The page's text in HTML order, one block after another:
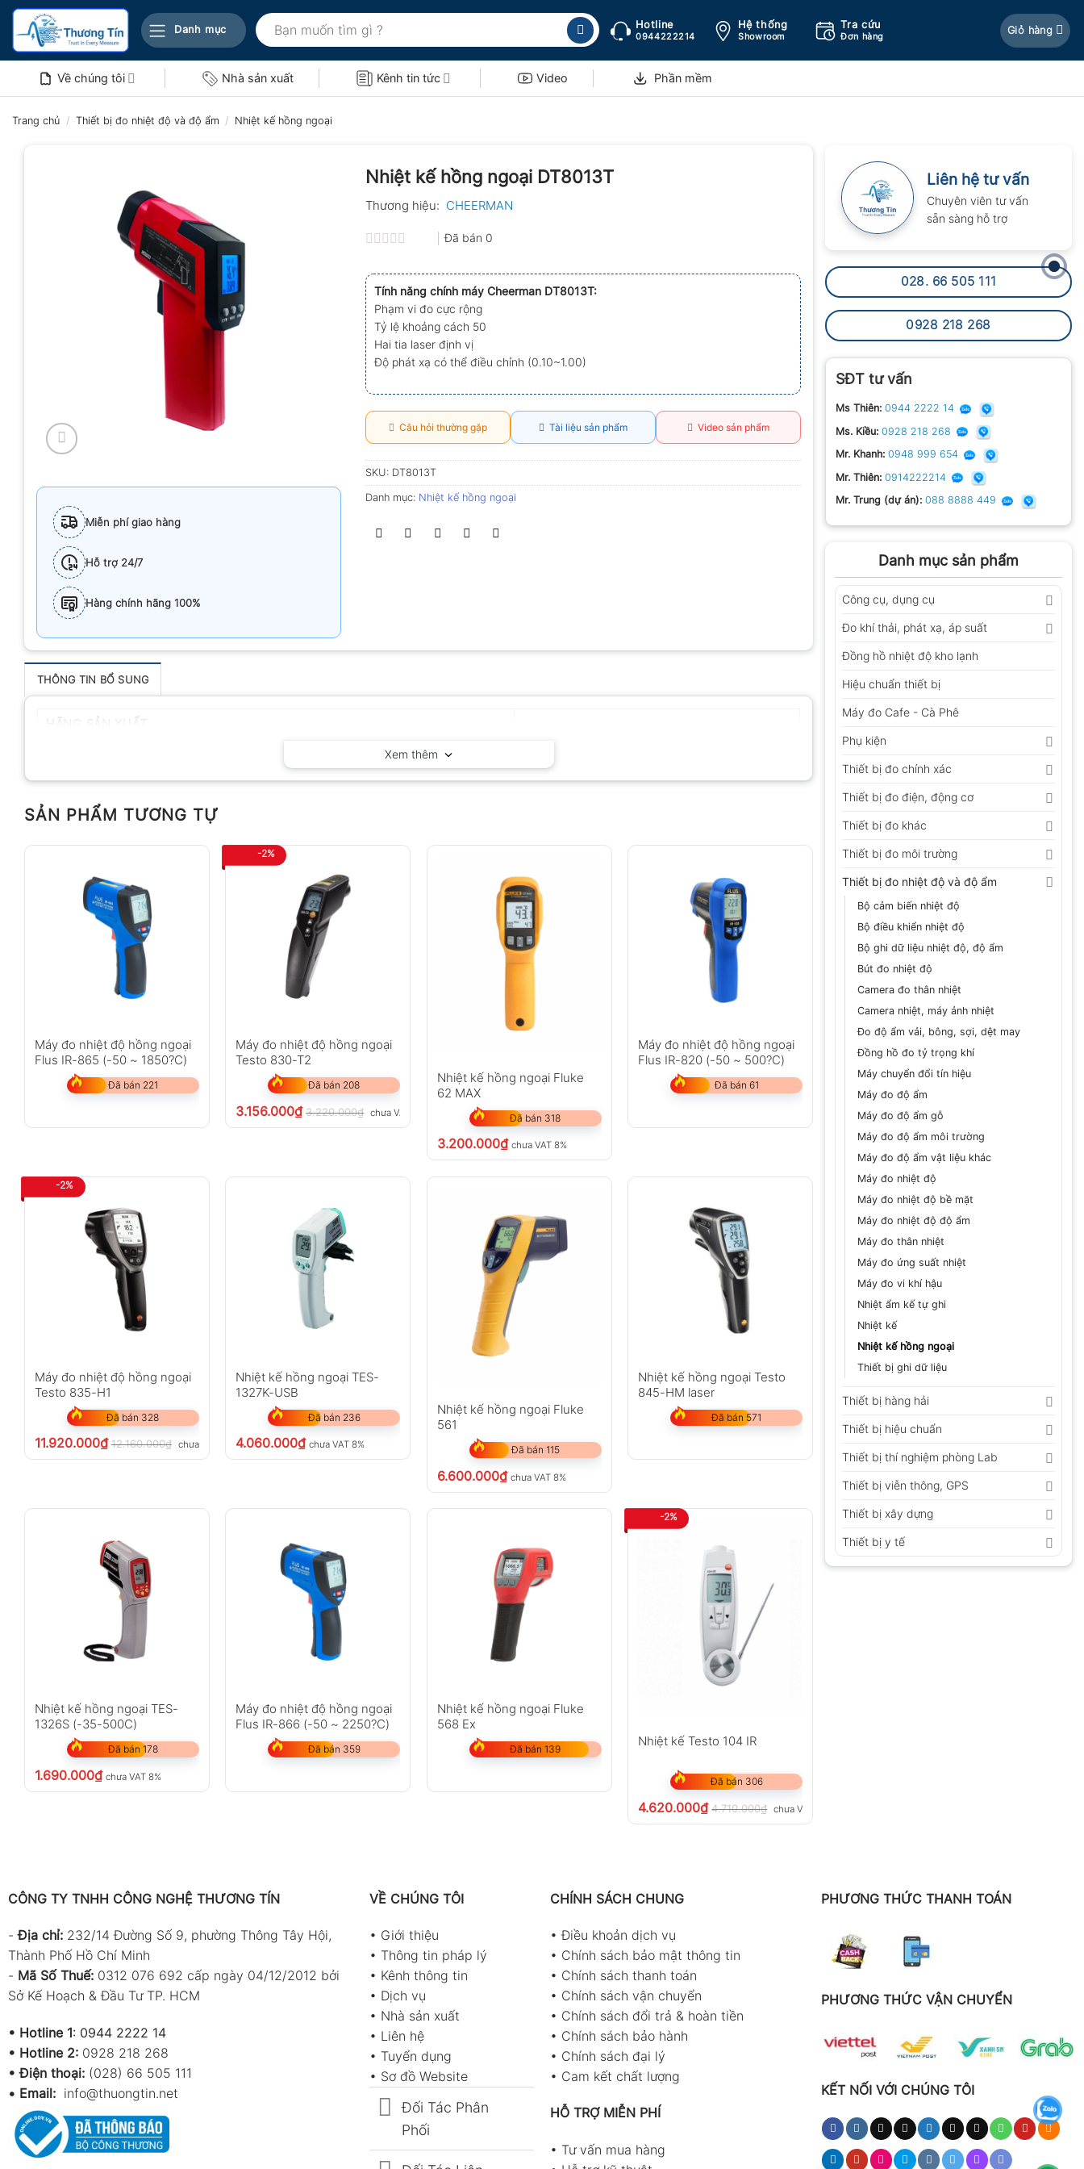
Bỏ
nội
Danh mục
Tìm
kiếm:
Hotline
0944222214
Hệ thống
Showroom
Tra cứu
Đơn hàng
Giỏ hàng
Về chúng tôi Nhà sản xuất Kênh tin tức Video Phần mềm
Trang chủ / Thiết bị đo nhiệt độ và độ ẩm / Nhiệt kế hồng ngoại
Liên hệ tư vấn
Chuyên viên tư vấn
sẵn sàng hỗ trợ
028. 66 505 111
0928 218 268
SĐT tư vấn
Ms Thiên: 0944 2222 14
Ms. Kiều: 0928 218 268
Mr. Khanh: 0948 999 654
Mr. Thiên: 0914222214
Mr. Trung (dự án): 088 8888 449
Danh mục sản phẩm
Công cụ, dụng cụ
Đo khí thải, phát xạ, áp suất
Đồng hồ nhiệt độ kho lạnh
Hiệu chuẩn thiết bị
Máy đo Cafe - Cà Phê
Phụ kiện
Thiết bị đo chính xác
Thiết bị đo điện, động cơ
Thiết bị đo khác
Thiết bị đo môi trường
Thiết bị đo nhiệt độ và độ ẩm
Bộ cảm biến nhiệt độ
Bộ điều khiển nhiệt độ
Bộ ghi dữ liệu nhiệt độ, độ ẩm
Bút đo nhiệt độ
Camera đo thân nhiệt
Camera nhiệt, máy ảnh nhiệt
Đo độ ẩm vải, bông, sợi, dệt may
Đồng hồ đo tỷ trọng khí
Máy chuyển đổi tín hiệu
Máy đo độ ẩm
Máy đo độ ẩm gỗ
Máy đo độ ẩm môi trường
Máy đo độ ẩm vật liệu khác
Máy đo nhiệt độ
Máy đo nhiệt độ bề mặt
Máy đo nhiệt độ độ ẩm
Máy đo thân nhiệt
Máy đo ứng suất nhiệt
Máy đo vi khí hậu
Nhiệt ẩm kế tự ghi
Nhiệt kế
Nhiệt kế hồng ngoại
Thiết bị ghi dữ liệu
Thiết bị hàng hải
Thiết bị hiệu chuẩn
Thiết bị thí nghiệm phòng Lab
Thiết bị viễn thông, GPS
Thiết bị xây dựng
Thiết bị y tế
Miễn phí giao hàng
Hỗ trợ 24/7
Hàng chính hãng 100%
Nhiệt kế hồng ngoại DT8013T
Thương hiệu: CHEERMAN
xếp
hạng
0.0
5
sao
Đã bán 0
Tính năng chính máy Cheerman DT8013T:
Phạm vi đo cực rộng
Tỷ lệ khoảng cách 50
Hai tia laser định vị
Độ phát xạ có thể điều chỉnh (0.10~1.00)
Câu hỏi thường gặp Tài liệu sản phẩm Video sản phẩm
SKU: DT8013T
Danh mục: Nhiệt kế hồng ngoại
THÔNG TIN BỔ SUNG
Xem thêm
SẢN PHẨM TƯƠNG TỰ
Máy đo nhiệt độ hồng ngoại
Flus IR-865 (-50 ~ 1850?C)
Đã bán 221
-2%
Máy đo nhiệt độ hồng ngoại
Testo 830-T2
Đã bán 208
3.156.000₫ 3.220.000₫ chưa VAT 8%
Nhiệt kế hồng ngoại Fluke
62 MAX
Đã bán 318
3.200.000₫ chưa VAT 8%
Máy đo nhiệt độ hồng ngoại
Flus IR-820 (-50 ~ 500?C)
Đã bán 61
-2%
Máy đo nhiệt độ hồng ngoại
Testo 835-H1
Đã bán 328
11.920.000₫ 12.160.000₫ chưa VAT 8%
Nhiệt kế hồng ngoại TES-
1327K-USB
Đã bán 236
4.060.000₫ chưa VAT 8%
Nhiệt kế hồng ngoại Fluke
561
Đã bán 115
6.600.000₫ chưa VAT 8%
Nhiệt kế hồng ngoại Testo
845-HM laser
Đã bán 571
Nhiệt kế hồng ngoại TES-
1326S (-35-500C)
Đã bán 178
1.690.000₫ chưa VAT 8%
Máy đo nhiệt độ hồng ngoại
Flus IR-866 (-50 ~ 2250?C)
Đã bán 359
Nhiệt kế hồng ngoại Fluke
568 Ex
Đã bán 139
-2%
Nhiệt kế Testo 104 IR
Đã bán 306
4.620.000₫ 4.710.000₫ chưa VAT 8%
CÔNG TY TNHH CÔNG NGHỆ THƯƠNG TÍN
-Địa chỉ: 232/14 Đường Số 9, phường Thông Tây Hội,
Thành Phố Hồ Chí Minh
- Mã Số Thuế: 0312 076 692 cấp ngày 04/12/2012 bởi
Sở Kế Hoạch & Đầu Tư TP. HCM
• Hotline 1: 0944 2222 14
• Hotline 2: 0928 218 268
• Điện thoại: (028) 66 505 111
• Email: info@thuongtin.net
VỀ CHÚNG TÔI
• Giới thiệu
• Thông tin pháp lý
• Kênh thông tin
• Dịch vụ
• Nhà sản xuất
• Liên hệ
• Tuyển dụng
• Sơ đồ Website
Đối Tác Phân
Phối
CHÍNH SÁCH CHUNG
•Điều khoản dịch vụ
• Chính sách bảo mật thông tin
• Chính sách thanh toán
• Chính sách vận chuyển
• Chính sách đổi trả & hoàn tiền
• Chính sách bảo hành
• Chính sách đại lý
• Cam kết chất lượng
HỖ TRỢ MIỄN PHÍ
• Tư vấn mua hàng
PHƯƠNG THỨC THANH TOÁN
PHƯƠNG THỨC VẬN CHUYỂN
KẾT NỐI VỚI CHÚNG TÔI